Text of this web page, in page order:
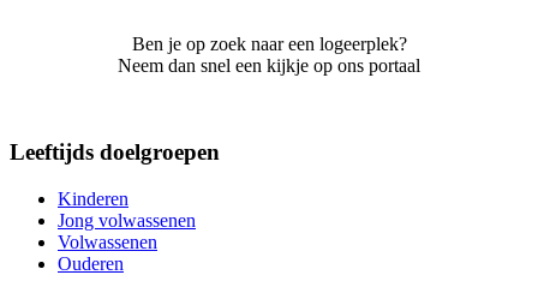
Ben je op zoek naar een logeerplek?
Neem dan snel een kijkje op ons portaal
Leeftijds doelgroepen
Kinderen
Jong volwassenen
Volwassenen
Ouderen